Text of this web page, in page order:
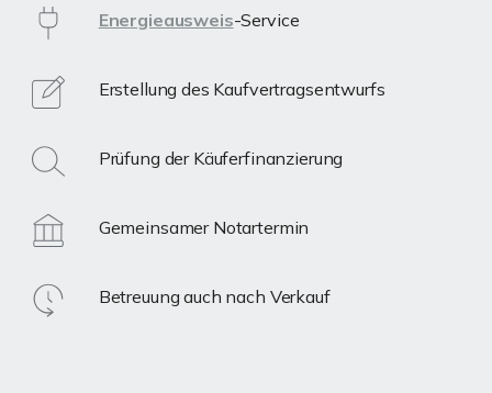
Energieausweis-Service
Erstellung des Kaufvertragsentwurfs
Prüfung der Käuferfinanzierung
Gemeinsamer Notartermin
Betreuung auch nach Verkauf